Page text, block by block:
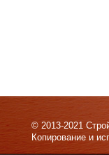
© 2013-2021
Копирование и